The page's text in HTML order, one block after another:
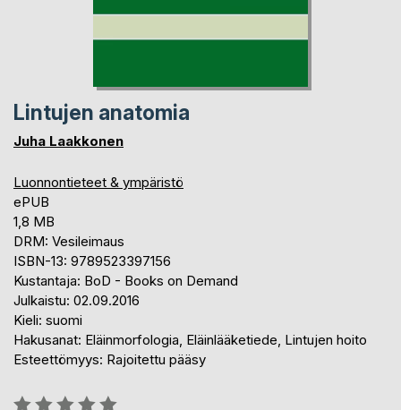
Lintujen anatomia
Juha Laakkonen
Luonnontieteet & ympäristö
ePUB
1,8 MB
DRM: Vesileimaus
ISBN-13: 9789523397156
Kustantaja: BoD - Books on Demand
Julkaistu: 02.09.2016
Kieli: suomi
Hakusanat: Eläinmorfologia, Eläinlääketiede, Lintujen hoito
Esteettömyys: Rajoitettu pääsy
Arvostelu::